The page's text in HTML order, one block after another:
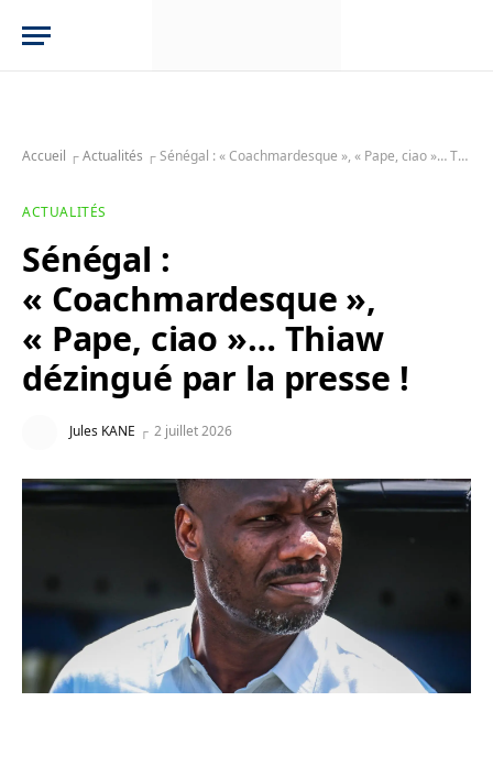
Accueil ┌Actualités ┌Sénégal : « Coachmardesque », « Pape, ciao »… Thiaw dézingué par la presse !
ACTUALITÉS
Sénégal :
« Coachmardesque »,
« Pape, ciao »… Thiaw
dézingué par la presse !
Jules KANE 2 juillet 2026